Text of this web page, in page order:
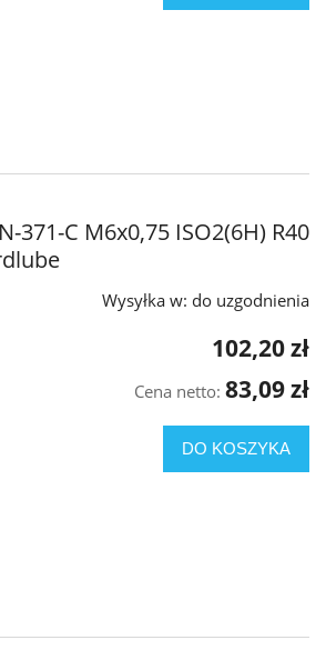
371-C M6x0,75 ISO2(6H) R40
Wysyłka w: do uzgodnienia
102,20 zł
Cena netto: 83,09 zł
DO KOSZYKA